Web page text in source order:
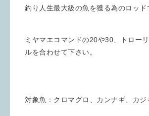
釣り人生最大級の魚を獲る為のロッド
ミヤマエコマンドの20や30、トロー
ルを合わせて下さい。
対象魚：クロマグロ、カンナギ、カジ